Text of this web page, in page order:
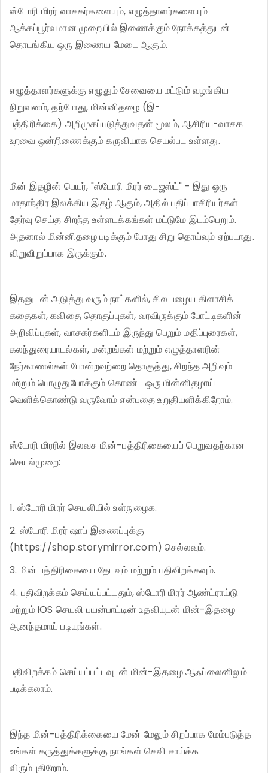
ஸ்டோரி மிரர் வாசகர்களையும், எழுத்தாளர்களையும்
ஆக்கப்பூர்வமான முறையில் இணைக்கும் நோக்கத்துடன்
தொடங்கிய ஒரு இணைய மேடை ஆகும்.
எழுத்தாளர்களுக்கு எழுதும் சேவையை மட்டும் வழங்கிய
நிறுவனம், தற்போது, மின்னிதழை (இ-
பத்திரிக்கை) அறிமுகப்படுத்துவதன் மூலம், ஆசிரிய-வாசக
உறவை ஒன்றிணைக்கும் கருவியாக செயல்பட உள்ளது.
மின் இதழின் பெயர், "ஸ்டோரி மிரர் டைஜஸ்ட்" - இது ஒரு
மாதாந்திர இலக்கிய இதழ் ஆகும், அதில் பதிப்பாசிரியர்கள்
தேர்வு செய்த சிறந்த உள்ளடக்கங்கள் மட்டுமே இடம்பெறும்.
அதனால் மின்னிதழை படிக்கும் போது சிறு தொய்வும் ஏற்படாது.
விறுவிறுப்பாக இருக்கும்.
இதனுடன் அடுத்து வரும் நாட்களில், சில பழைய கிளாசிக்
கதைகள், கவிதை தொகுப்புகள், வரவிருக்கும் போட்டிகளின்
அறிவிப்புகள், வாசகர்களிடம் இருந்து பெறும் மதிப்புரைகள்,
கலந்துரையாடல்கள், மன்றங்கள் மற்றும் எழுத்தாளரின்
நேர்காணல்கள் போன்றவற்றை தொகுத்து, சிறந்த அறிவும்
மற்றும் பொழுதுபோக்கும் கொண்ட ஒரு மின்னிதழாய்
வெளிக்கொண்டு வருவோம் என்பதை உறுதியளிக்கிறோம்.
ஸ்டோரி மிரரில் இலவச மின்-பத்திரிகையைப் பெறுவதற்கான
செயல்முறை:
1. ஸ்டோரி மிரர் செயலியில் உள்நுழைக.
2. ஸ்டோரி மிரர் ஷாப் இணைப்புக்கு
(https://shop.storymirror.com) செல்லவும்.
3. மின் பத்திரிகையை தேடவும் மற்றும் பதிவிறக்கவும்.
4. பதிவிறக்கம் செய்யப்பட்டதும், ஸ்டோரி மிரர் ஆண்ட்ராய்டு
மற்றும் iOS செயலி பயன்பாட்டின் உதவியுடன் மின்-இதழை
ஆனந்தமாய் படியுங்கள்.
பதிவிறக்கம் செய்யப்பட்டவுடன் மின்-இதழை ஆஃப்லைனிலும்
படிக்கலாம்.
இந்த மின்-பத்திரிக்கையை மேன் மேலும் சிறப்பாக மேம்படுத்த
உங்கள் கருத்துக்களுக்கு நாங்கள் செவி சாய்க்க
விரும்புகிறோம்.